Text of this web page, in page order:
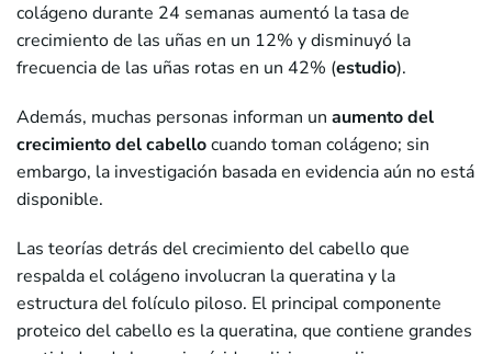
colágeno durante 24 semanas aumentó la tasa de
crecimiento de las uñas en un 12% y disminuyó la
frecuencia de las uñas rotas en un 42% (estudio).
Además, muchas personas informan un aumento del
crecimiento del cabellocuando toman colágeno; sin
embargo, la investigación basada en evidencia aún no está
disponible.
Las teorías detrás del crecimiento del cabello que
respalda el colágeno involucran la queratina y la
estructura del folículo piloso. El principal componente
proteico del cabello es la queratina, que contiene grandes